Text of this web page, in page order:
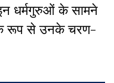
धर्मगुरुओं के सामने
रूप से उनके चरण-